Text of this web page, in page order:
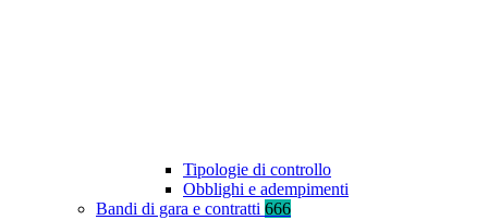
Tipologie di controllo
Obblighi e adempimenti
Bandi di gara e contratti 666